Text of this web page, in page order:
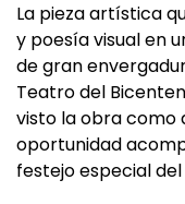
La pieza artística
y poesía visual en
de gran
Teatro del
visto la obra como
oportunidad
festejo especial